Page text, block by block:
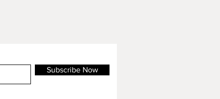
Subscribe Now